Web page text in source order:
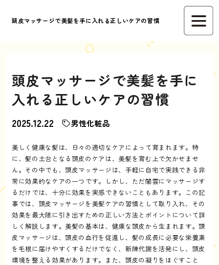
頭皮マッサージで美髪を手に入れる正しいケアの習慣
頭皮マッサージで美髪を手に
入れる正しいケアの習慣
2025.12.22 男性化粧品
美しく健康な髪は、日々の適切なケアによって育まれます。特
に、髪の土台となる頭皮のケアは、美髪を育む上で欠かせませ
ん。その中でも、頭皮マッサージは、手軽に自宅で実践できる非
常に効果的なケアの一つです。しかし、ただ闇雲にマッサージす
るだけでは、十分に効果を実感できないこともあります。この記
事では、頭皮マッサージを美髪ケアの習慣として取り入れ、その
効果を最大限に引き出すための正しい方法とポイントについて詳
しく解説します。美髪の基本は、健康な頭皮から生まれます。頭
皮マッサージは、頭皮の血行を促進し、髪の成長に必要な栄養素
を毛根に届けやすくするだけでなく、新陳代謝を活発にし、頭皮
環境を整える効果があります。また、頭皮の凝りをほぐすこと